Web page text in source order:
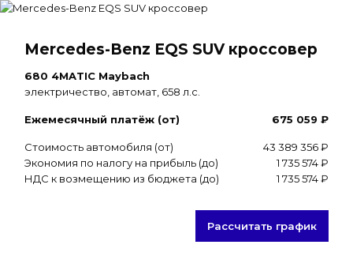
Mercedes-Benz EQS SUV кроссовер
680 4MATIC Maybach
электричество, автомат, 658 л.с.
Ежемесячный платёж (от) 675 059 ₽
Стоимость автомобиля (от)
43 389 356 ₽
Экономия по налогу на прибыль (до)
1 735 574 ₽
НДС к возмещению из бюджета (до)
1 735 574 ₽
Рассчитать график